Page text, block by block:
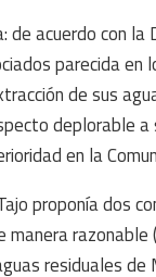
acuerdo con
parecida
de sus
deplorable
en la
proponía dos
residuales